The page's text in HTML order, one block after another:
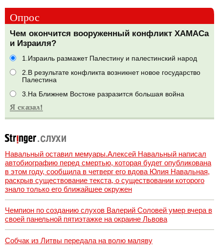
Опрос
Чем окончится вооруженный конфликт ХАМАСа
и Израиля?
1.Израиль размажет Палестину и палестинский народ
2.В результате конфликта возникнет новое государство
Палестина
3.На Ближнем Востоке разразится большая война
Навальный оставил мемуары.Алексей Навальный написал
автобиографию перед смертью, которая будет опубликована
в этом году, сообщила в четверг его вдова Юлия Навальная,
раскрыв существование текста, о существовании которого
знало только его ближайшее окружен
Чемпион по созданию слухов Валерий Соловей умер вчера в
своей панельной пятиэтажке на окраине Львова
Собчак из Литвы передала на волю маляву